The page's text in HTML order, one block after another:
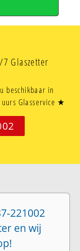
Glaszetter
beschikbaar in
Glasservice ★
221002
en wij